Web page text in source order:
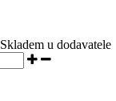
Skladem u dodavatele